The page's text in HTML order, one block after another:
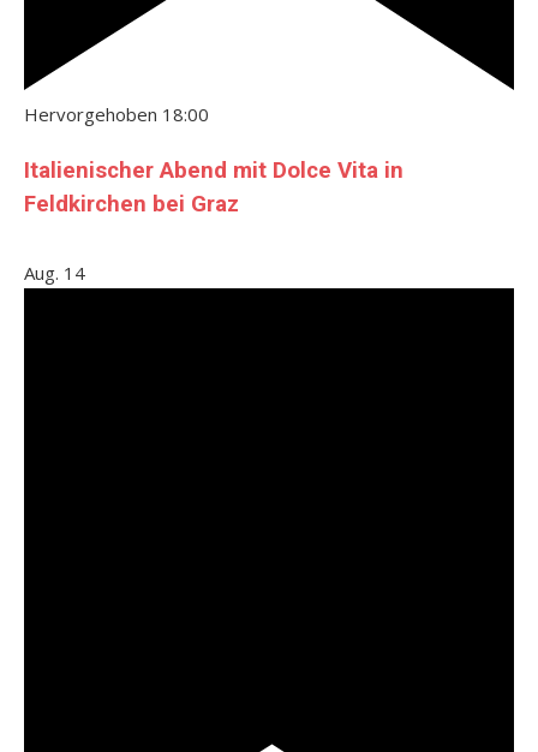
Hervorgehoben 18:00
Italienischer Abend mit Dolce Vita in
Feldkirchen bei Graz
Aug. 14